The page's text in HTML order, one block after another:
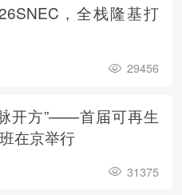
，全栈隆基打
29456
开方”——首届可再生
在京举行
31375